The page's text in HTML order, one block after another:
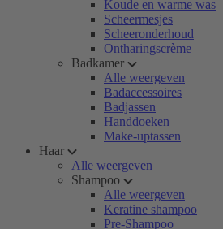
Koude en warme was
Scheermesjes
Scheeronderhoud
Ontharingscrème
Badkamer
Alle weergeven
Badaccessoires
Badjassen
Handdoeken
Make-uptassen
Haar
Alle weergeven
Shampoo
Alle weergeven
Keratine shampoo
Pre-Shampoo